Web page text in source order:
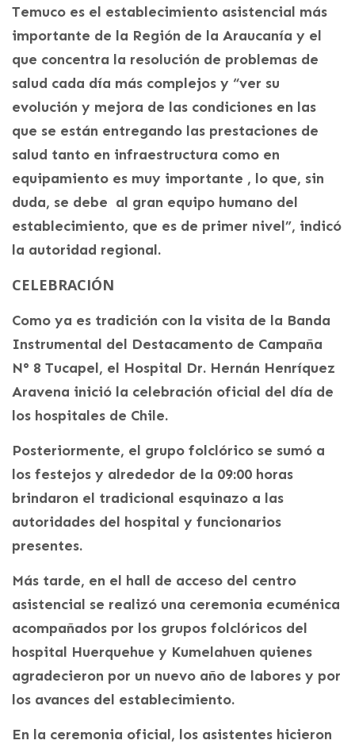
Temuco es el establecimiento asistencial más
importante de la Región de la Araucanía y el
que concentra la resolución de problemas de
salud cada día más complejos y “ver su
evolución y mejora de las condiciones en las
que se están entregando las prestaciones de
salud tanto en infraestructura como en
equipamiento es muy importante , lo que, sin
duda, se debe al gran equipo humano del
establecimiento, que es de primer nivel”, indicó
la autoridad regional.
CELEBRACIÓN
Como ya es tradición con la visita de la Banda
Instrumental del Destacamento de Campaña
N° 8 Tucapel, el Hospital Dr. Hernán Henríquez
Aravena inició la celebración oficial del día de
los hospitales de Chile.
Posteriormente, el grupo folclórico se sumó a
los festejos y alrededor de la 09:00 horas
brindaron el tradicional esquinazo a las
autoridades del hospital y funcionarios
presentes.
Más tarde, en el hall de acceso del centro
asistencial se realizó una ceremonia ecuménica
acompañados por los grupos folclóricos del
hospital Huerquehue y Kumelahuen quienes
agradecieron por un nuevo año de labores y por
los avances del establecimiento.
En la ceremonia oficial, los asistentes hicieron